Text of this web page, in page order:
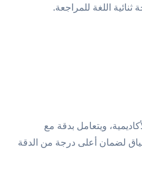
اللغة للمراجعة.
ويتعامل بدقة مع
لضمان أعلى درجة من الدقة